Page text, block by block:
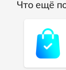
Что ещё